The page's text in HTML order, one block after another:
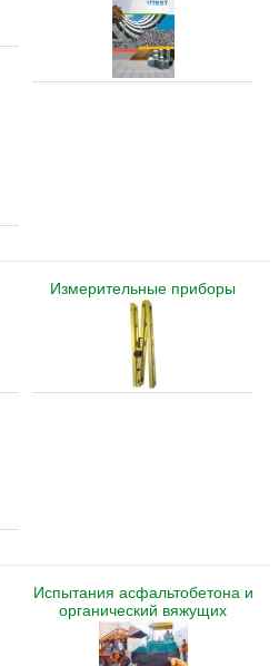
Измерительные приборы
Испытания асфальтобетона и
органический вяжущих